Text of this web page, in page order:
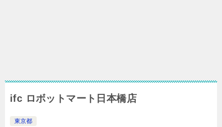
ifc ロボットマート日本橋店
東京都